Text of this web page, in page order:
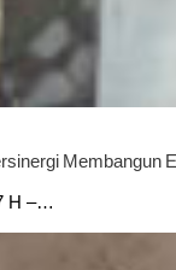
Membangun
H –…